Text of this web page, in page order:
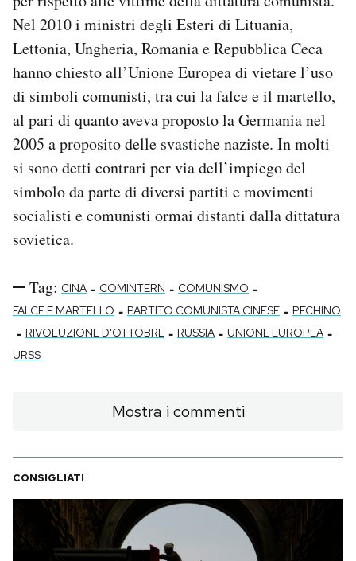
Nel 2010 i ministri degli Esteri di Lituania,
Lettonia, Ungheria, Romania e Repubblica Ceca
hanno chiesto all’Unione Europea di vietare l’uso
di simboli comunisti, tra cui la falce e il martello,
al pari di quanto aveva proposto la Germania nel
2005 a proposito delle svastiche naziste. In molti
si sono detti contrari per via dell’impiego del
simbolo da parte di diversi partiti e movimenti
socialisti e comunisti ormai distanti dalla dittatura
sovietica.
Tag: CINA - COMINTERN - COMUNISMO -
FALCE E MARTELLO - PARTITO COMUNISTA CINESE - PECHINO
- RIVOLUZIONE D'OTTOBRE - RUSSIA - UNIONE EUROPEA -
URSS
Mostra i commenti
CONSIGLIATI